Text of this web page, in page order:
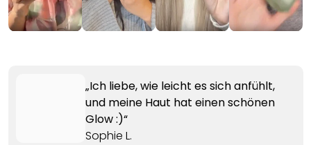
„Ich liebe, wie leicht es sich anfühlt,
und meine Haut hat einen schönen
Glow :)“
Sophie L.